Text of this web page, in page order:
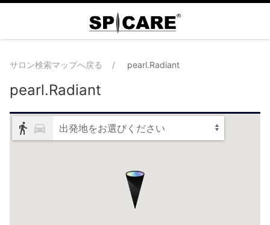
サロン検索マップへ戻る pearl.Radiant
pearl.Radiant
出発地をお選びください